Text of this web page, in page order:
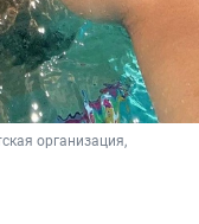
организация,